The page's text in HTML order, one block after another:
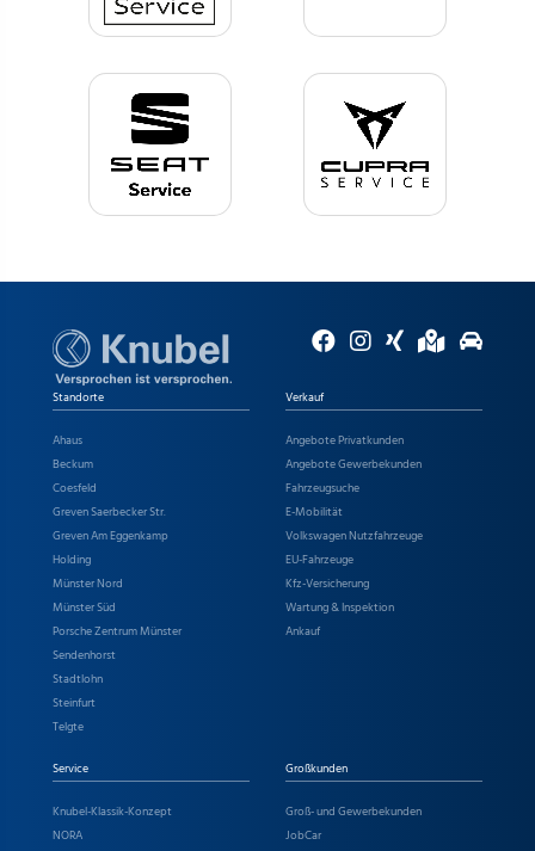
Standorte
Ahaus
Beckum
Coesfeld
Greven Saerbecker Str.
Greven Am Eggenkamp
Holding
Münster Nord
Münster Süd
Porsche Zentrum Münster
Sendenhorst
Stadtlohn
Steinfurt
Telgte
Verkauf
Angebote Privatkunden
Angebote Gewerbekunden
Fahrzeugsuche
E-Mobilität
Volkswagen Nutzfahrzeuge
EU-Fahrzeuge
Kfz-Versicherung
Wartung & Inspektion
Ankauf
Service
Knubel-Klassik-Konzept
NORA
Großkunden
Groß- und Gewerbekunden
JobCar